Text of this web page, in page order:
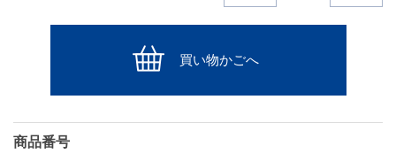
買い物かごへ
商品番号